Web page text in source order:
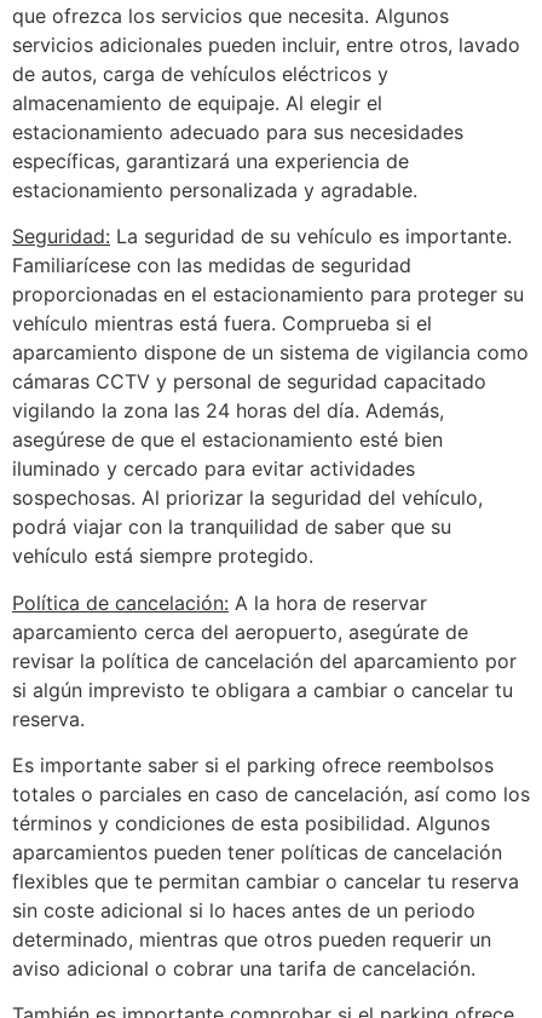
que ofrezca los servicios que necesita. Algunos
servicios adicionales pueden incluir, entre otros, lavado
de autos, carga de vehículos eléctricos y
almacenamiento de equipaje. Al elegir el
estacionamiento adecuado para sus necesidades
específicas, garantizará una experiencia de
estacionamiento personalizada y agradable.
Seguridad: La seguridad de su vehículo es importante.
Familiarícese con las medidas de seguridad
proporcionadas en el estacionamiento para proteger su
vehículo mientras está fuera. Comprueba si el
aparcamiento dispone de un sistema de vigilancia como
cámaras CCTV y personal de seguridad capacitado
vigilando la zona las 24 horas del día. Además,
asegúrese de que el estacionamiento esté bien
iluminado y cercado para evitar actividades
sospechosas. Al priorizar la seguridad del vehículo,
podrá viajar con la tranquilidad de saber que su
vehículo está siempre protegido.
Política de cancelación: A la hora de reservar
aparcamiento cerca del aeropuerto, asegúrate de
revisar la política de cancelación del aparcamiento por
si algún imprevisto te obligara a cambiar o cancelar tu
reserva.
Es importante saber si el parking ofrece reembolsos
totales o parciales en caso de cancelación, así como los
términos y condiciones de esta posibilidad. Algunos
aparcamientos pueden tener políticas de cancelación
flexibles que te permitan cambiar o cancelar tu reserva
sin coste adicional si lo haces antes de un periodo
determinado, mientras que otros pueden requerir un
aviso adicional o cobrar una tarifa de cancelación.